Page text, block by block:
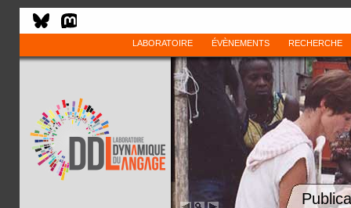
LABORATOIRE ÉVÈNEMENTS RECHERCHE